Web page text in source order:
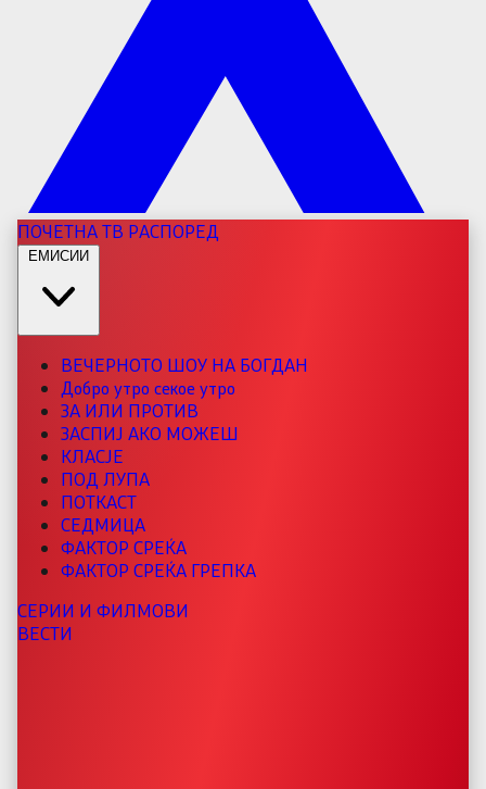
ПОЧЕТНАТВ РАСПОРЕД
ЕМИСИИ
ВЕЧЕРНОТО ШОУ НА БОГДАН
Добро утро секое утро
ЗА ИЛИ ПРОТИВ
ЗАСПИЈ АКО МОЖЕШ
КЛАСЈЕ
ПОД ЛУПА
ПОТКАСТ
СЕДМИЦА
ФАКТОР СРЕЌА
ФАКТОР СРЕЌА ГРЕПКА
СЕРИИ И ФИЛМОВИ
ВЕСТИ